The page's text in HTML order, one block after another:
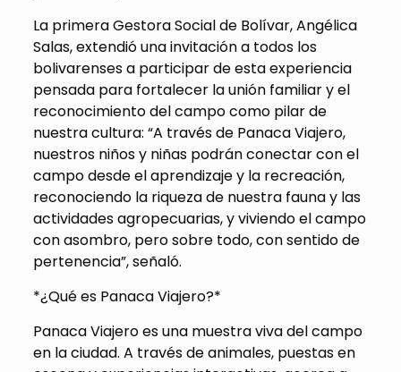
La primera Gestora Social de Bolívar, Angélica
Salas, extendió una invitación a todos los
bolivarenses a participar de esta experiencia
pensada para fortalecer la unión familiar y el
reconocimiento del campo como pilar de
nuestra cultura: “A través de Panaca Viajero,
nuestros niños y niñas podrán conectar con el
campo desde el aprendizaje y la recreación,
reconociendo la riqueza de nuestra fauna y las
actividades agropecuarias, y viviendo el campo
con asombro, pero sobre todo, con sentido de
pertenencia”, señaló.
*¿Qué es Panaca Viajero?*
Panaca Viajero es una muestra viva del campo
en la ciudad. A través de animales, puestas en